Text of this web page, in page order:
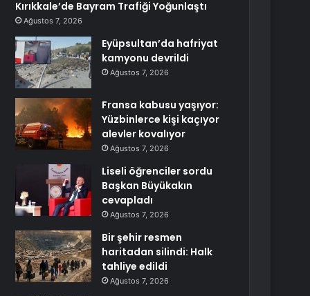
Kırıkkale’de Bayram Trafiği Yoğunlaştı
Ağustos 7, 2026
Eyüpsultan’da hafriyat
kamyonu devrildi
Ağustos 7, 2026
Fransa kabusu yaşıyor:
Yüzbinlerce kişi kaçıyor
alevler kovalıyor
Ağustos 7, 2026
Liseli öğrenciler sordu
Başkan Büyükakın
cevapladı
Ağustos 7, 2026
Bir şehir resmen
haritadan silindi: Halk
tahliye edildi
Ağustos 7, 2026